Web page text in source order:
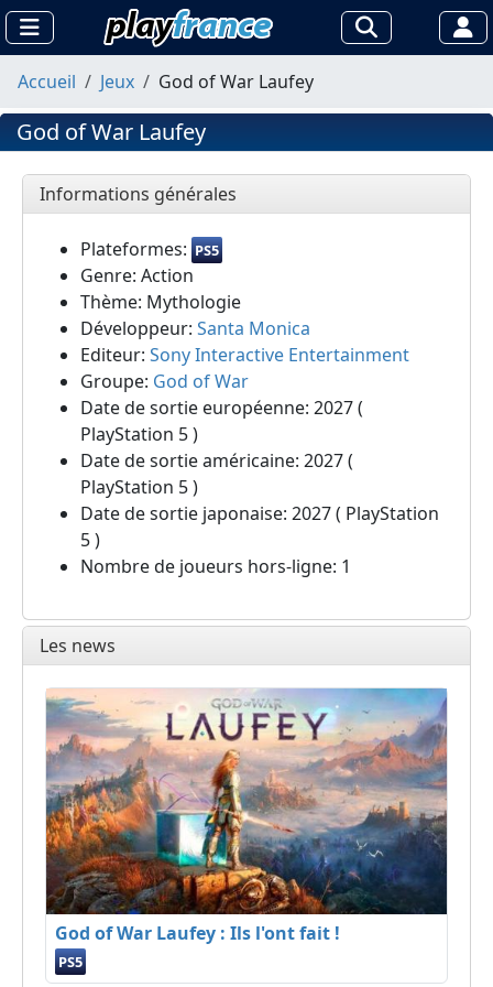
Accueil Jeux God of War Laufey
God of War Laufey
Informations générales
Plateformes: PS5
Genre: Action
Thème: Mythologie
Développeur: Santa Monica
Editeur: Sony Interactive Entertainment
Groupe: God of War
Date de sortie européenne: 2027 (
PlayStation 5 )
Date de sortie américaine: 2027 (
PlayStation 5 )
Date de sortie japonaise: 2027 ( PlayStation
5 )
Nombre de joueurs hors-ligne: 1
Les news
God of War Laufey : Ils l'ont fait !
PS5